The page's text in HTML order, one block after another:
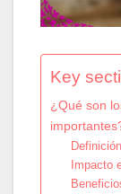
Key
¿Qué son
Impacto